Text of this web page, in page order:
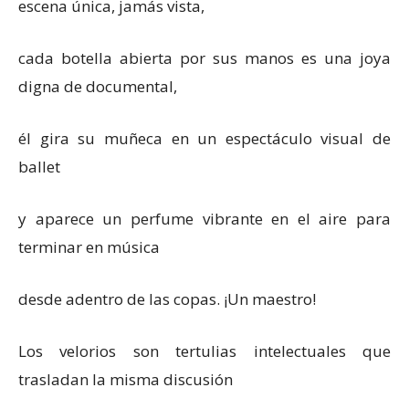
escena única, jamás vista,
cada botella abierta por sus manos es una joya
digna de documental,
él gira su muñeca en un espectáculo visual de
ballet
y aparece un perfume vibrante en el aire para
terminar en música
desde adentro de las copas. ¡Un maestro!
Los velorios son tertulias intelectuales que
trasladan la misma discusión